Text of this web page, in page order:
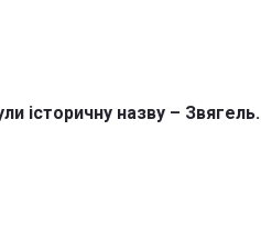
історичну назву – Звягель.